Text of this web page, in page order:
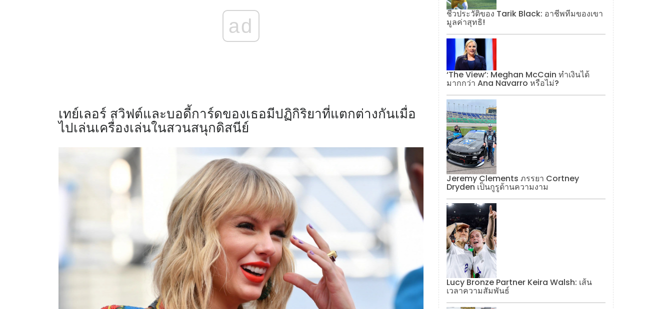
ad
เทย์เลอร์ สวิฟต์และบอดี้การ์ดของเธอมีปฏิกิริยาที่แตกต่างกันเมื่อ
ไปเล่นเครื่องเล่นในสวนสนุกดิสนีย์
ชีวประวัติของ Tarik Black: อาชีพทีมของเขา
มูลค่าสุทธิ!
‘The View’: Meghan McCain ทำเงินได้
มากกว่า Ana Navarro หรือไม่?
Jeremy Clements ภรรยา Cortney
Dryden เป็นกูรูด้านความงาม
Lucy Bronze Partner Keira Walsh: เส้น
เวลาความสัมพันธ์